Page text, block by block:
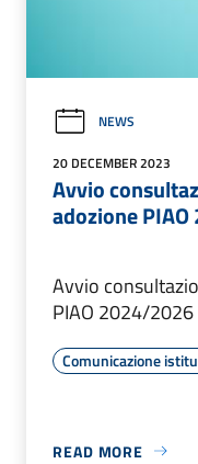
NEWS
20 DECEMBER 2023
Avvio
adozione
Avvio
PIAO 2024/2026
Comunicazione
READ MORE